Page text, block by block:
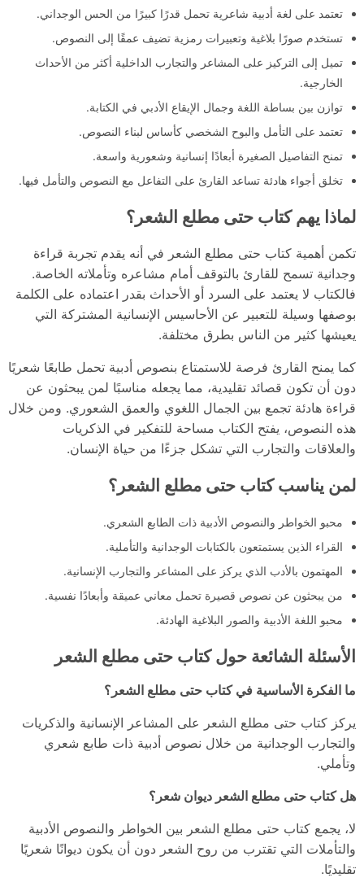
تعتمد على لغة أدبية شاعرية تحمل قدرًا كبيرًا من الحس الوجداني.
تستخدم صورًا بلاغية وتعبيرات رمزية تضيف عمقًا إلى النصوص.
تميل إلى التركيز على المشاعر والتجارب الداخلية أكثر من الأحداث
الخارجية.
توازن بين بساطة اللغة وجمال الإيقاع الأدبي في الكتابة.
تعتمد على التأمل والبوح الشخصي كأساس لبناء النصوص.
تمنح التفاصيل الصغيرة أبعادًا إنسانية وشعورية واسعة.
تخلق أجواء هادئة تساعد القارئ على التفاعل مع النصوص والتأمل فيها.
لماذا يهم كتاب حتى مطلع الشعر؟
تكمن أهمية كتاب حتى مطلع الشعر في أنه يقدم تجربة قراءة
وجدانية تسمح للقارئ بالتوقف أمام مشاعره وتأملاته الخاصة.
فالكتاب لا يعتمد على السرد أو الأحداث بقدر اعتماده على الكلمة
بوصفها وسيلة للتعبير عن الأحاسيس الإنسانية المشتركة التي
يعيشها كثير من الناس بطرق مختلفة.
كما يمنح القارئ فرصة للاستمتاع بنصوص أدبية تحمل طابعًا شعريًا
دون أن تكون قصائد تقليدية، مما يجعله مناسبًا لمن يبحثون عن
قراءة هادئة تجمع بين الجمال اللغوي والعمق الشعوري. ومن خلال
هذه النصوص، يفتح الكتاب مساحة للتفكير في الذكريات
والعلاقات والتجارب التي تشكل جزءًا من حياة الإنسان.
لمن يناسب كتاب حتى مطلع الشعر؟
محبو الخواطر والنصوص الأدبية ذات الطابع الشعري.
القراء الذين يستمتعون بالكتابات الوجدانية والتأملية.
المهتمون بالأدب الذي يركز على المشاعر والتجارب الإنسانية.
من يبحثون عن نصوص قصيرة تحمل معاني عميقة وأبعادًا نفسية.
محبو اللغة الأدبية والصور البلاغية الهادئة.
الأسئلة الشائعة حول كتاب حتى مطلع الشعر
ما الفكرة الأساسية في كتاب حتى مطلع الشعر؟
يركز كتاب حتى مطلع الشعر على المشاعر الإنسانية والذكريات
والتجارب الوجدانية من خلال نصوص أدبية ذات طابع شعري
وتأملي.
هل كتاب حتى مطلع الشعر ديوان شعر؟
لا، يجمع كتاب حتى مطلع الشعر بين الخواطر والنصوص الأدبية
والتأملات التي تقترب من روح الشعر دون أن يكون ديوانًا شعريًا
تقليديًا.